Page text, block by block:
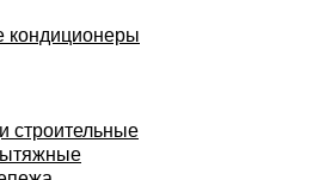
кондиционеры
строительные